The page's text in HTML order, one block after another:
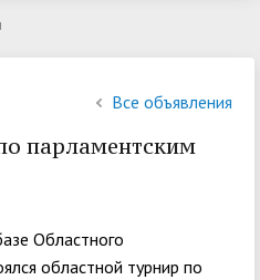
Все объявления
парламентским
Областного
областной турнир по